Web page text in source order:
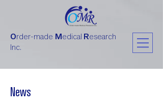
Order-made M edical Research
Inc.
News